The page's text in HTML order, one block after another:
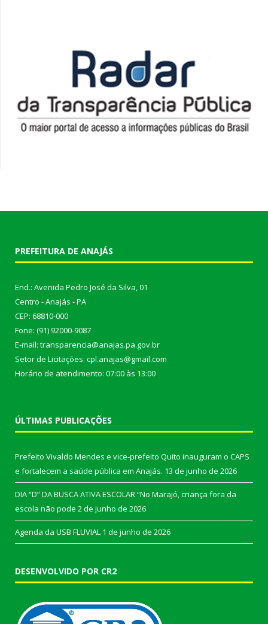
PREFEITURA DE ANAJÁS
End.: Avenida Pedro José da Silva, 01
Centro - Anajás - PA
CEP: 68810-000
Fone: (91) 92000-9087
E-mail: transparencia@anajas.pa.gov.br
Setor de Licitações: cpl.anajas@gmail.com
Horário de atendimento: 07:00 às 13:00
ÚLTIMAS PUBLICAÇÕES
Prefeito Vivaldo Mendes e vice-prefeito Quito inauguram o CAPS
e fortalecem a saúde pública em Anajás. 13 de junho de 2026
DIA “D” DA BUSCA ATIVA ESCOLAR “No Marajó, criança fora da
escola não pode 2 de junho de 2026
Agenda da USB FLUVIAL 1 de junho de 2026
DESENVOLVIDO POR CR2